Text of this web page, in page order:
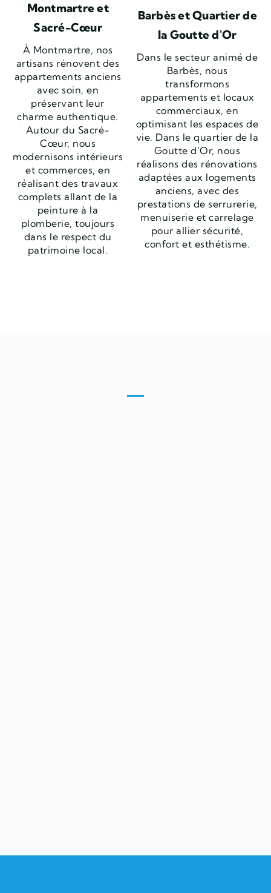
Montmartre et
Sacré-Cœur
À Montmartre, nos
artisans rénovent des
appartements anciens
avec soin, en
préservant leur
charme authentique.
Autour du Sacré-
Cœur, nous
modernisons intérieurs
et commerces, en
réalisant des travaux
complets allant de la
peinture à la
plomberie, toujours
dans le respect du
patrimoine local.
Barbès et Quartier de
la Goutte d'Or
Dans le secteur animé de
Barbès, nous
transformons
appartements et locaux
commerciaux, en
optimisant les espaces de
vie. Dans le quartier de la
Goutte d’Or, nous
réalisons des rénovations
adaptées aux logements
anciens, avec des
prestations de serrurerie,
menuiserie et carrelage
pour allier sécurité,
confort et esthétisme.